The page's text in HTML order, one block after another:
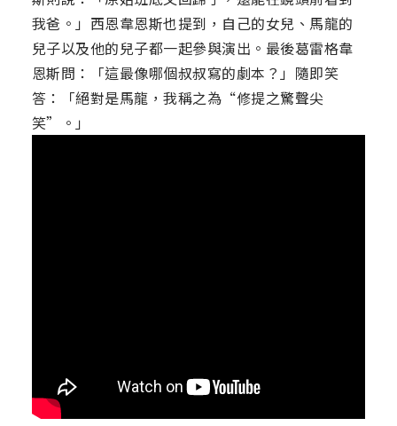
我爸。」西恩韋恩斯也提到，自己的女兒、馬龍的
兒子以及他的兒子都一起參與演出。最後葛雷格韋
恩斯問：「這最像哪個叔叔寫的劇本？」隨即笑
答：「絕對是馬龍，我稱之為“修提之驚聲尖
笑”。」